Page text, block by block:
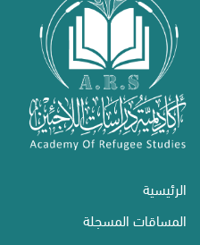
الرئيسية
المساقات المسجلة